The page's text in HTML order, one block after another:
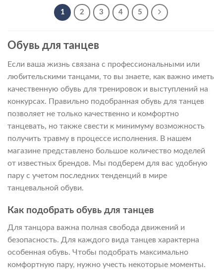
1 2 3 4 5
Обувь для танцев
Если ваша жизнь связана с профессиональными или
любительскими танцами, то вы знаете, как важно иметь
качественную обувь для тренировок и выступлений на
конкурсах. Правильно подобранная обувь для танцев
позволяет не только качественно и комфортно
танцевать, но также свести к минимуму возможность
получить травму в процессе исполнения. В нашем
магазине представлено большое количество моделей
от известных брендов. Мы подберем для вас удобную
пару с учетом последних тенденций в мире
танцевальной обуви.
Как подобрать обувь для танцев
Для танцора важна полная свобода движений и
безопасность. Для каждого вида танцев характерна
особенная обувь. Чтобы подобрать максимально
комфортную пару, нужно учесть некоторые моменты.